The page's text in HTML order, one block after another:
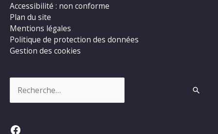
Accessibilité : non conforme
Plan du site
Mentions légales
Politique de protection des données
Gestion des cookies
Facebook